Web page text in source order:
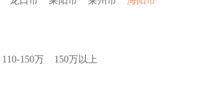
110-150万 150万以上